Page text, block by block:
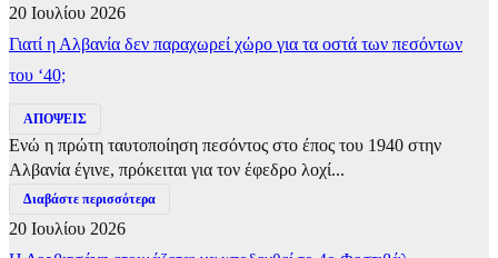
20 Ιουλίου 2026
Γιατί η Αλβανία δεν παραχωρεί χώρο για τα οστά των πεσόντων
του ‘40;
ΑΠΟΨΕΙΣ
Ενώ η πρώτη ταυτοποίηση πεσόντος στο έπος του 1940 στην
Αλβανία έγινε, πρόκειται για τον έφεδρο λοχί...
Διαβάστε περισσότερα
20 Ιουλίου 2026